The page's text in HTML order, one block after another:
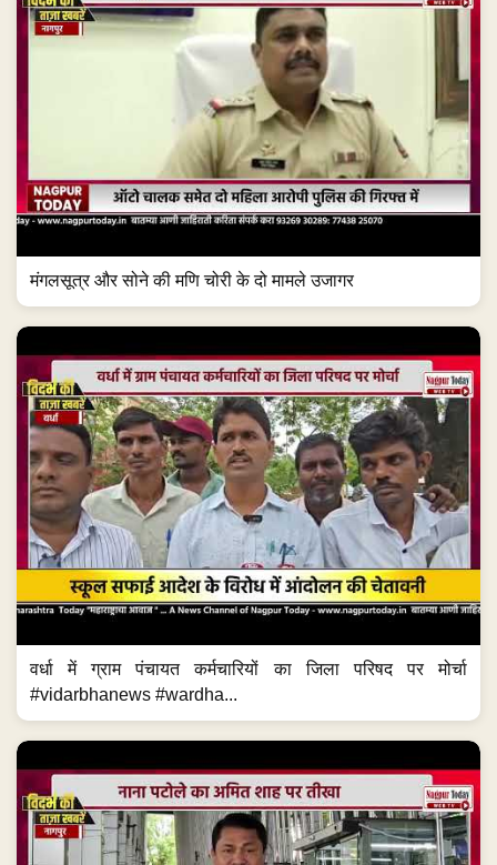
मंगलसूत्र और सोने की मणि चोरी के दो मामले उजागर
वर्धा में ग्राम पंचायत कर्मचारियों का जिला परिषद पर मोर्चा
#vidarbhanews #wardha...